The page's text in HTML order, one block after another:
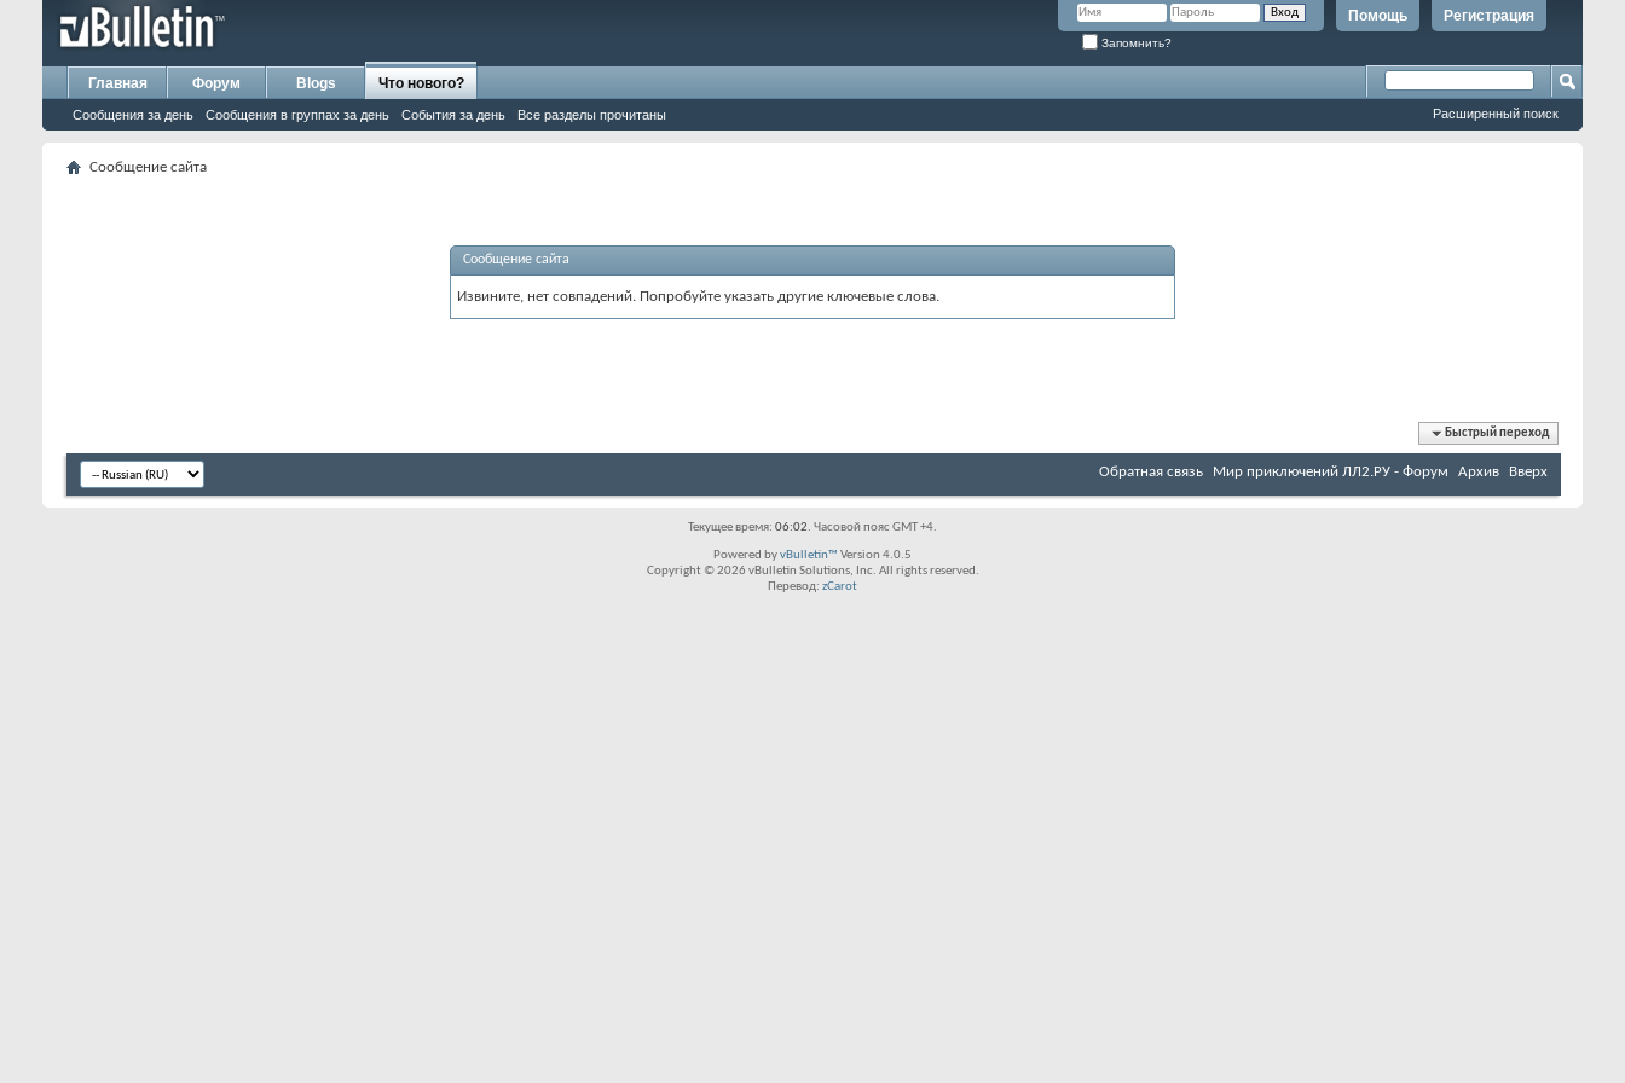
Регистрация
Помощь
Запомнить?
Главная Форум Blogs Что нового?
Сообщения за день Сообщения в группах за день События за день Все разделы прочитаны Расширенный поиск
Сообщение сайта
Сообщение сайта
Извините, нет совпадений. Попробуйте указать другие ключевые слова.
Быстрый переход
Обратная связь Мир приключений ЛЛ2.РУ - Форум Архив Вверх
Текущее время: 06:02. Часовой пояс GMT +4.
Powered byvBulletin™ Version 4.0.5
Copyright © 2026 vBulletin Solutions, Inc. All rights reserved.
Перевод: zCarot